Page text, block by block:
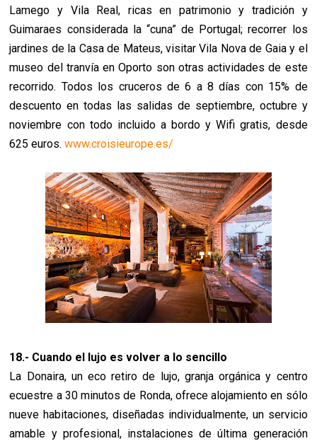
Lamego y Vila Real, ricas en patrimonio y tradición y
Guimaraes considerada la “cuna” de Portugal; recorrer los
jardines de la Casa de Mateus, visitar Vila Nova de Gaia y el
museo del tranvía en Oporto son otras actividades de este
recorrido. Todos los cruceros de 6 a 8 días con 15% de
descuento en todas las salidas de septiembre, octubre y
noviembre con todo incluido a bordo y Wifi gratis, desde
625 euros.www.croisieurope.es/
18.- Cuando el lujo es volver a lo sencillo
La Donaira, un eco retiro de lujo, granja orgánica y centro
ecuestre a 30 minutos de Ronda, ofrece alojamiento en sólo
nueve habitaciones, diseñadas individualmente, un servicio
amable y profesional, instalaciones de última generación